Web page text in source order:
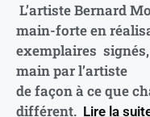
L’artiste Bernard
main-forte en
exemplaires
main par l’artiste
de façon à ce que
différent. Lire la